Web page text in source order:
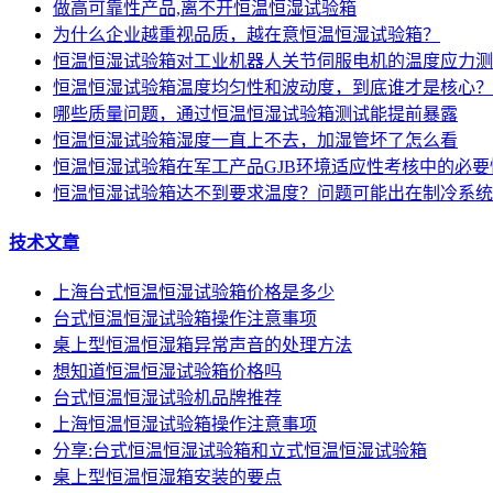
做高可靠性产品,离不开恒温恒湿试验箱
为什么企业越重视品质，越在意恒温恒湿试验箱？
恒温恒湿试验箱对工业机器人关节伺服电机的温度应力
恒温恒湿试验箱温度均匀性和波动度，到底谁才是核心？
哪些质量问题，通过恒温恒湿试验箱测试能提前暴露
恒温恒湿试验箱湿度一直上不去，加湿管坏了怎么看
恒温恒湿试验箱在军工产品GJB环境适应性考核中的必要
恒温恒湿试验箱达不到要求温度？问题可能出在制冷系统
技术文章
上海台式恒温恒湿试验箱价格是多少
台式恒温恒湿试验箱操作注意事项
桌上型恒温恒湿箱异常声音的处理方法
想知道恒温恒湿试验箱价格吗
台式恒温恒湿试验机品牌推荐
上海恒温恒湿试验箱操作注意事项
分享:台式恒温恒湿试验箱和立式恒温恒湿试验箱
桌上型恒温恒湿箱安装的要点